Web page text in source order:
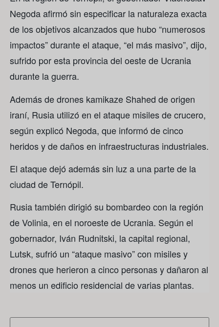
Negoda afirmó sin especificar la naturaleza exacta
de los objetivos alcanzados que hubo “numerosos
impactos” durante el ataque, “el más masivo”, dijo,
sufrido por esta provincia del oeste de Ucrania
durante la guerra.
Además de drones kamikaze Shahed de origen
iraní, Rusia utilizó en el ataque misiles de crucero,
según explicó Negoda, que informó de cinco
heridos y de daños en infraestructuras industriales.
El ataque dejó además sin luz a una parte de la
ciudad de Ternópil.
Rusia también dirigió su bombardeo con la región
de Volinia, en el noroeste de Ucrania. Según el
gobernador, Iván Rudnitski, la capital regional,
Lutsk, sufrió un “ataque masivo” con misiles y
drones que herieron a cinco personas y dañaron al
menos un edificio residencial de varias plantas.